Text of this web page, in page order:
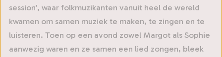
session’, waar folkmuzikanten vanuit heel de wereld
kwamen om samen muziek te maken, te zingen en te
luisteren. Toen op een avond zowel Margot als Sophie
aanwezig waren en ze samen een lied zongen, bleek